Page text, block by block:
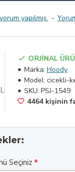
yapılmış. -
ORJİNAL
Marka: Hoody
Model: cicekli-
SKU: PSJ-1549
4464 kişinin
Seçiniz